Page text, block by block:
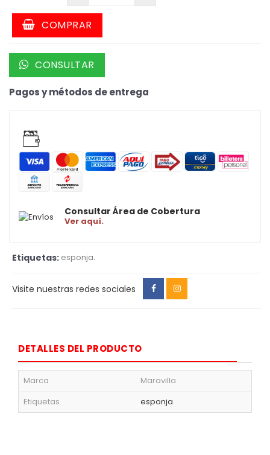
COMPRAR
CONSULTAR
Pagos y métodos de entrega
Consultar Área de Cobertura
Ver aquí.
Etiquetas: esponja.
Visite nuestras redes sociales
DETALLES DEL PRODUCTO
Marca
Maravilla
Etiquetas
esponja.